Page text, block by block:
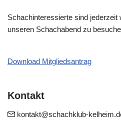
Schachinteressierte sind jederzeit
unseren Schachabend zu
Download Mitgliedsantrag
Kontakt
kontakt@schachklub-